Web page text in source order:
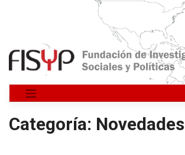
Saltar
Categoría: Novedades